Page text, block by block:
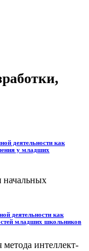
деятельности как
у младших
начальных
деятельности как
младших школьников
интеллект-